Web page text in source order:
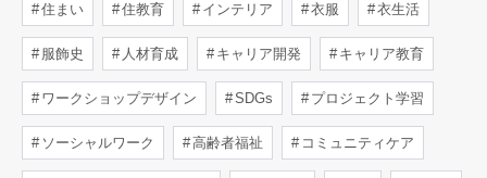
住まい 住教育 インテリア 衣服 衣生活
服飾史 人材育成 キャリア開発 キャリア教育
ワークショップデザイン SDGs プロジェクト学習
ソーシャルワーク 高齢者福祉 コミュニティケア